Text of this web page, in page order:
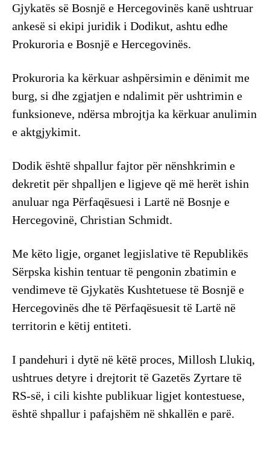
Gjykatës së Bosnjë e Hercegovinës kanë ushtruar
ankesë si ekipi juridik i Dodikut, ashtu edhe
Prokuroria e Bosnjë e Hercegovinës.
Prokuroria ka kërkuar ashpërsimin e dënimit me
burg, si dhe zgjatjen e ndalimit për ushtrimin e
funksioneve, ndërsa mbrojtja ka kërkuar anulimin
e aktgjykimit.
Dodik është shpallur fajtor për nënshkrimin e
dekretit për shpalljen e ligjeve që më herët ishin
anuluar nga Përfaqësuesi i Lartë në Bosnje e
Hercegovinë, Christian Schmidt.
Me këto ligje, organet legjislative të Republikës
Sërpska kishin tentuar të pengonin zbatimin e
vendimeve të Gjykatës Kushtetuese të Bosnjë e
Hercegovinës dhe të Përfaqësuesit të Lartë në
territorin e këtij entiteti.
I pandehuri i dytë në këtë proces, Millosh Llukiq,
ushtrues detyre i drejtorit të Gazetës Zyrtare të
RS-së, i cili kishte publikuar ligjet kontestuese,
është shpallur i pafajshëm në shkallën e parë.